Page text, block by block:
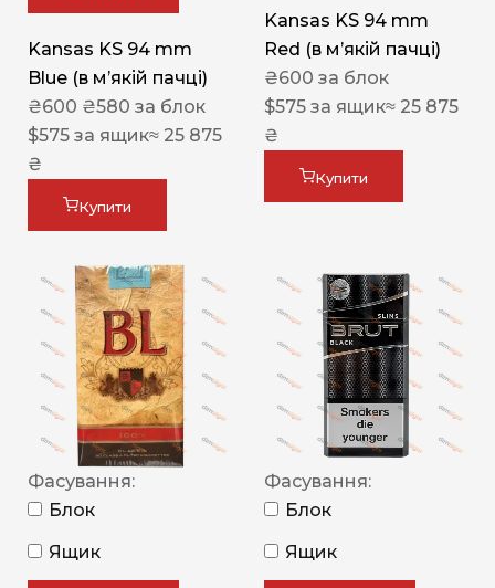
Kansas KS 94 mm
Blue (в мʼякій пачці)
₴600 ₴580 за блок
$575 за ящик≈ 25 875
₴
Купити
Kansas KS 94 mm
Red (в мʼякій пачці)
₴600 за блок
$575 за ящик≈ 25 875
₴
Купити
Фасування:
Блок
Ящик
Фасування:
Блок
Ящик